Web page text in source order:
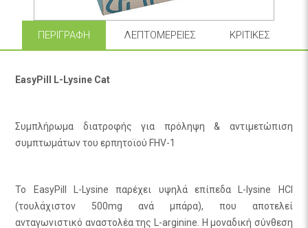
ΠΕΡΙΓΡΑΦΉ ΛΕΠΤΟΜΈΡΕΙΕΣ ΚΡΙΤΙΚΈΣ
EasyPill L-Lysine Cat
Συμπλήρωμα διατροφής για πρόληψη & αντιμετώπιση
συμπτωμάτων του ερπητοϊού FHV-1
Το EasyPill L-Lysine παρέχει υψηλά επίπεδα L-lysine HCl
(τουλάχιστον 500mg ανά μπάρα), που αποτελεί
ανταγωνιστικό αναστολέα της L-arginine. Η μοναδική σύνθεση